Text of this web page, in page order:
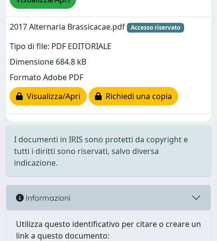
2017 Alternaria Brassicacae.pdf Accesso riservato
Tipo di file: PDF EDITORIALE
Dimensione 684.8 kB
Formato Adobe PDF
Visualizza/Apri
Richiedi una copia
I documenti in IRIS sono protetti da copyright e
tutti i diritti sono riservati, salvo diversa
indicazione.
Informazioni
Utilizza questo identificativo per citare o creare un
link a questo documento: